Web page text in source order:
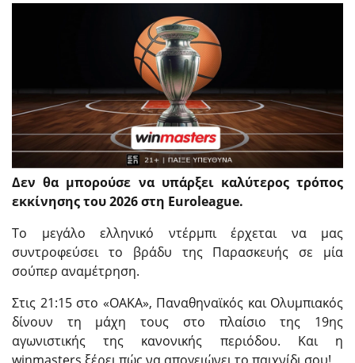
Δεν θα μπορούσε να υπάρξει καλύτερος τρόπος
εκκίνησης του 2026 στη Euroleague.
Το μεγάλο ελληνικό ντέρμπι έρχεται να μας
συντροφεύσει το βράδυ της Παρασκευής σε μία
σούπερ αναμέτρηση.
Στις 21:15 στο «ΟΑΚΑ», Παναθηναϊκός και Ολυμπιακός
δίνουν τη μάχη τους στο πλαίσιο της 19ης
αγωνιστικής της κανονικής περιόδου. Και η